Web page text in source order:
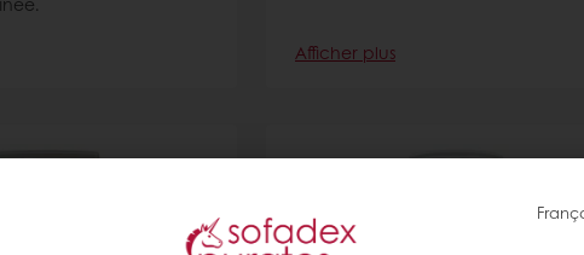
Afficher plus